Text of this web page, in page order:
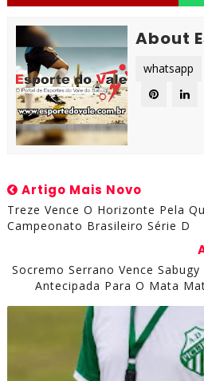
About
whatsapp
Artigo Mais Novo
Treze Vence O Horizonte Pela
Campeonato Brasileiro Série D
Socremo Serrano Vence
Antecipada Para O Mata